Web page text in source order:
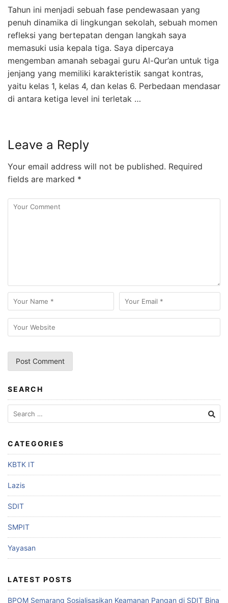
Tahun ini menjadi sebuah fase pendewasaan yang
penuh dinamika di lingkungan sekolah, sebuah momen
refleksi yang bertepatan dengan langkah saya
memasuki usia kepala tiga. Saya dipercaya
mengemban amanah sebagai guru Al-Qur’an untuk tiga
jenjang yang memiliki karakteristik sangat kontras,
yaitu kelas 1, kelas 4, dan kelas 6. Perbedaan mendasar
di antara ketiga level ini terletak …
Leave a Reply
Your email address will not be published. Required
fields are marked *
SEARCH
CATEGORIES
KBTK IT
Lazis
SDIT
SMPIT
Yayasan
LATEST POSTS
BPOM Semarang Sosialisasikan Keamanan Pangan di SDIT Bina